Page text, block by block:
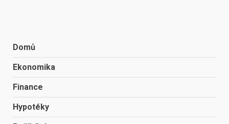
Domů
Ekonomika
Finance
Hypotéky